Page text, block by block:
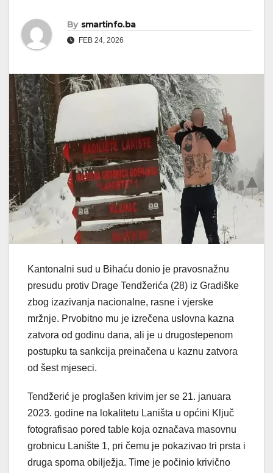
By smartinfo.ba
FEB 24, 2026
Kantonalni sud u Bihaću donio je pravosnažnu
presudu protiv Drage Tendžerića (28) iz Gradiške
zbog izazivanja nacionalne, rasne i vjerske
mržnje. Prvobitno mu je izrečena uslovna kazna
zatvora od godinu dana, ali je u drugostepenom
postupku ta sankcija preinačena u kaznu zatvora
od šest mjeseci.
Tendžerić je proglašen krivim jer se 21. januara
2023. godine na lokalitetu Laništa u općini Ključ
fotografisao pored table koja označava masovnu
grobnicu Lanište 1, pri čemu je pokazivao tri prsta i
druga sporna obilježja. Time je počinio krivično